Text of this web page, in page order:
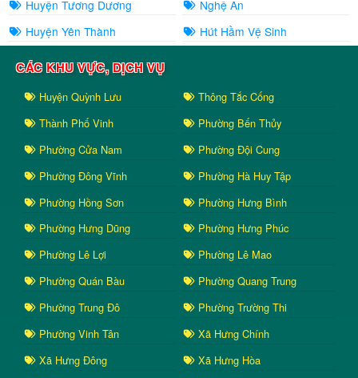
Huyện Tương Dương
Nghệ An
Huyện Yên Thành
Hút Hầm Vệ Sinh
CÁC KHU VỰC, DỊCH VỤ
Huyện Quỳnh Lưu
Thông Tắc Cống
Thành Phố Vinh
Phường Bến Thủy
Phường Cửa Nam
Phường Đội Cung
Phường Đông Vĩnh
Phường Hà Huy Tập
Phường Hồng Sơn
Phường Hưng Bình
Phường Hưng Dũng
Phường Hưng Phúc
Phường Lê Lợi
Phường Lê Mao
Phường Quán Bàu
Phường Quang Trung
Phường Trung Đô
Phường Trường Thi
Phường Vinh Tân
Xã Hưng Chính
Xã Hưng Đông
Xã Hưng Hòa